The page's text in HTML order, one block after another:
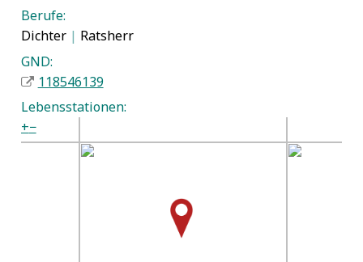
Berufe:
Dichter | Ratsherr
GND:
118546139
Lebensstationen:
+−